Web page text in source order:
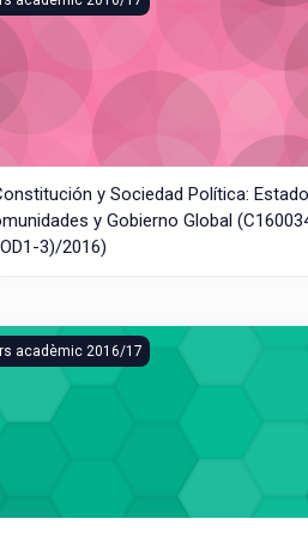
y Sociedad Política:
y Gobierno Global
3)/2016)
Jurídica (C160034 (MOD1-
acadèmic 2016/17